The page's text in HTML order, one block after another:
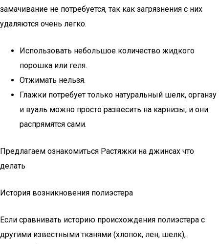
замачивание не потребуется, так как загрязнения с них
удаляются очень легко.
Использовать небольшое количество жидкого
порошка или геля.
Отжимать нельзя.
Глажки потребует только натуральный шелк, органзу
и вуаль можно просто развесить на карнизы, и они
распрямятся сами.
Предлагаем ознакомиться Растяжки на джинсах что
делать
История возникновения полиэстера
Если сравнивать историю происхождения полиэстера с
другими известными тканями (хлопок, лен, шелк),